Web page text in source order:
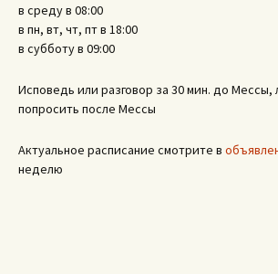
в среду в 08:00
в пн, вт, чт, пт в 18:00
в субботу в 09:00
Исповедь или разговор за 30 мин. до Мессы,
попросить после Мессы
Актуальное расписание смотрите в
неделю